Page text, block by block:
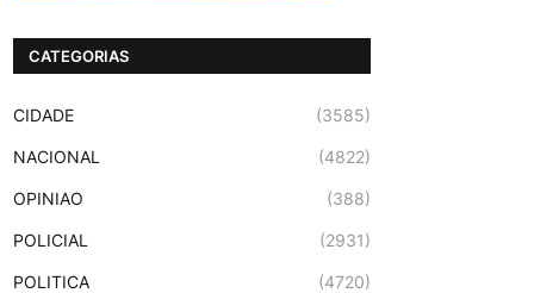
CATEGORIAS
CIDADE (3585)
NACIONAL (4822)
OPINIAO (388)
POLICIAL (2931)
POLITICA (4720)